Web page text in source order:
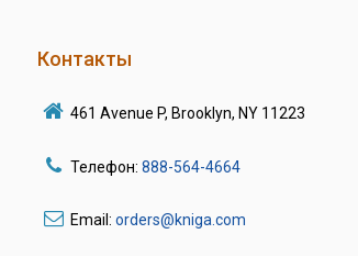
Контакты
461 Avenue P, Brooklyn, NY 11223
Телефон: 888-564-4664
Email: orders@kniga.com